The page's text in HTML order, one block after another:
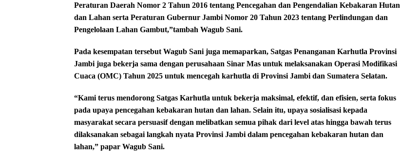
Peraturan Daerah Nomor 2 Tahun 2016 tentang Pencegahan dan Pengendalian Kebakaran Hutan
dan Lahan serta Peraturan Gubernur Jambi Nomor 20 Tahun 2023 tentang Perlindungan dan
Pengelolaan Lahan Gambut,”tambah Wagub Sani.
Pada kesempatan tersebut Wagub Sani juga memaparkan, Satgas Penanganan Karhutla Provinsi
Jambi juga bekerja sama dengan perusahaan Sinar Mas untuk melaksanakan Operasi Modifikasi
Cuaca (OMC) Tahun 2025 untuk mencegah karhutla di Provinsi Jambi dan Sumatera Selatan.
“Kami terus mendorong Satgas Karhutla untuk bekerja maksimal, efektif, dan efisien, serta fokus
pada upaya pencegahan kebakaran hutan dan lahan. Selain itu, upaya sosialisasi kepada
masyarakat secara persuasif dengan melibatkan semua pihak dari level atas hingga bawah terus
dilaksanakan sebagai langkah nyata Provinsi Jambi dalam pencegahan kebakaran hutan dan
lahan,” papar Wagub Sani.